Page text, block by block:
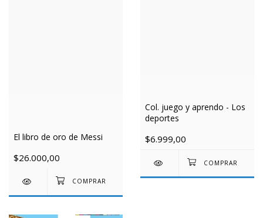
El libro de oro de Messi
$26.000,00
Col. juego y aprendo - Los
deportes
$6.999,00